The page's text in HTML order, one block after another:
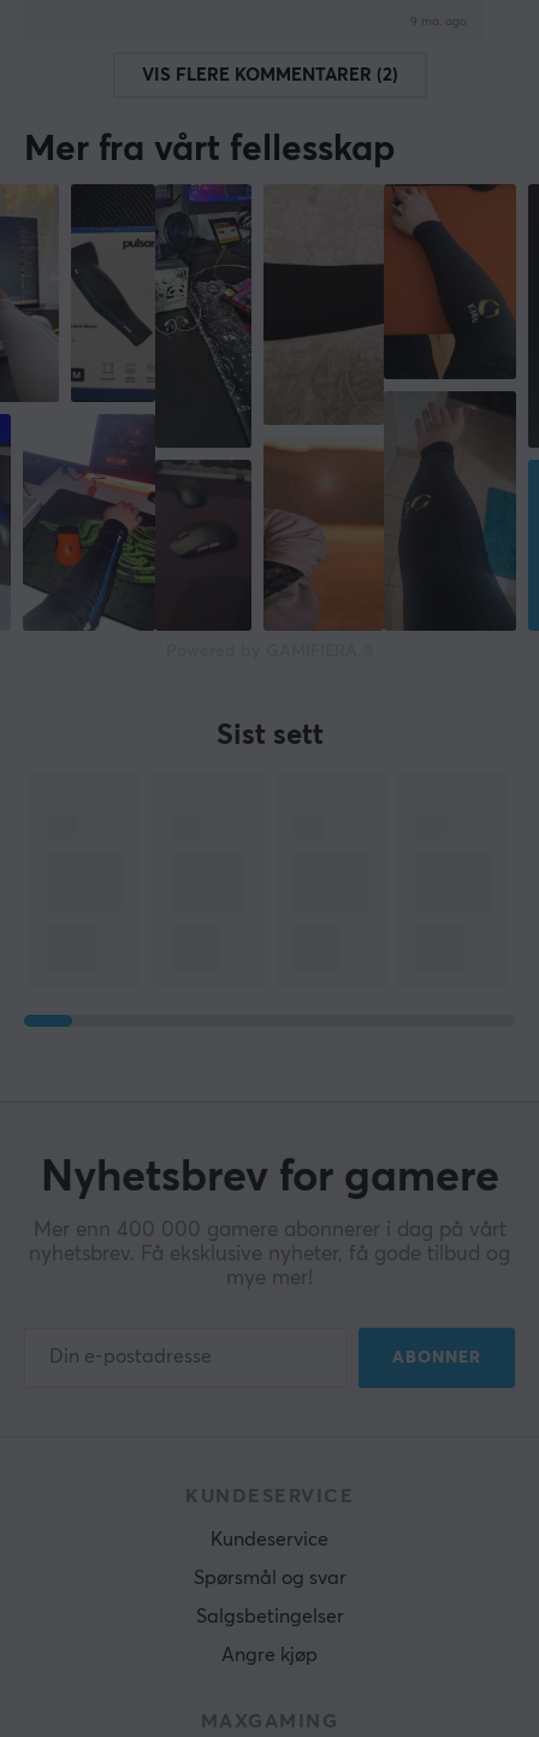
9 mo. ago
VIS FLERE KOMMENTARER (2)
Mer fra vårt fellesskap
Sist sett
Nyhetsbrev for gamere
Mer enn 400 000 gamere abonnerer i dag på vårt
nyhetsbrev. Få eksklusive nyheter, få gode tilbud og
mye mer!
ABONNER
KUNDESERVICE
Kundeservice
Spørsmål og svar
Salgsbetingelser
Angre kjøp
MAXGAMING